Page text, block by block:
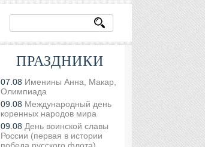
ПРАЗДНИКИ
07.08 Именины Анна, Макар,
Олимпиада
09.08 Международный день
коренных народов мира
09.08 День воинской славы
России (первая в истории
победа русского флота)